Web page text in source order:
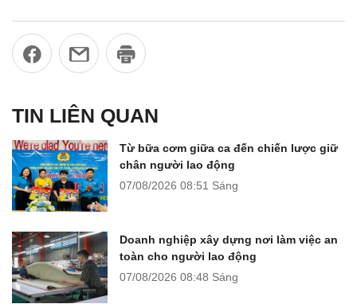
TIN LIÊN QUAN
Từ bữa cơm giữa ca đến chiến lược giữ
chân người lao động
07/08/2026 08:51 Sáng
Doanh nghiệp xây dựng nơi làm việc an
toàn cho người lao động
07/08/2026 08:48 Sáng